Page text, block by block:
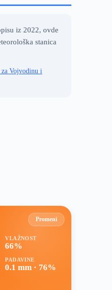
iz 2022, ovde
stanica
za Vojvodinu i
Promeni
VLAŽNOST
66%
PADAVINE
0.1 mm · 76%